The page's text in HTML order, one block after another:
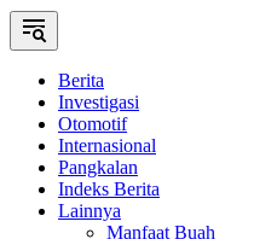
Berita
Investigasi
Otomotif
Internasional
Pangkalan
Indeks Berita
Lainnya
Manfaat Buah